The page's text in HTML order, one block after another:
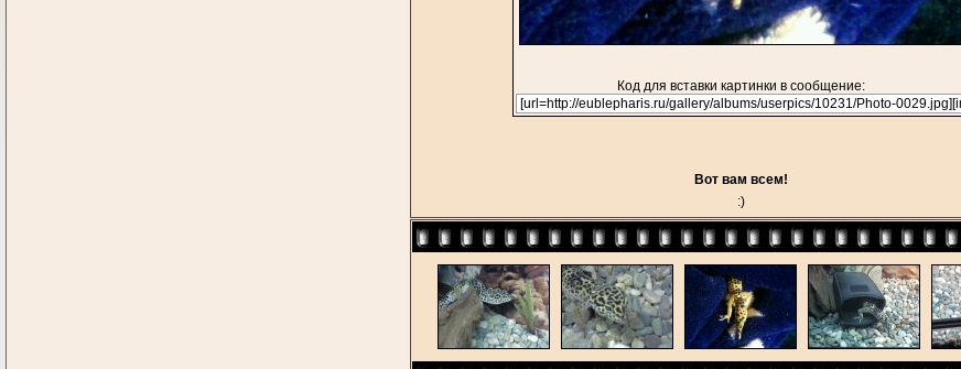
Код для вставки картинки в сообщение:
Вот вам всем!
:)